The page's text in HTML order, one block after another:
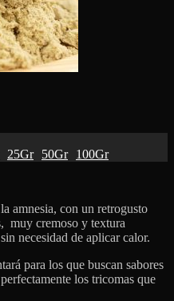
25Gr 50Gr
100Gr
amnesia, con un retrogusto
muy cremoso y textura
necesidad de aplicar calor.
para los que buscan sabores
los tricomas que